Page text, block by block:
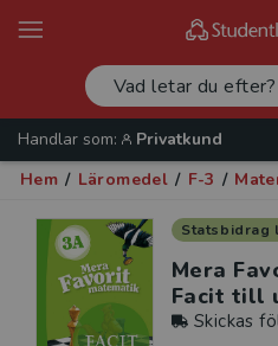
Handlar som:
Privatkund
Hem / Läromedel / F-3 /
Statsbidrag
Mera
Facit till
Skickas